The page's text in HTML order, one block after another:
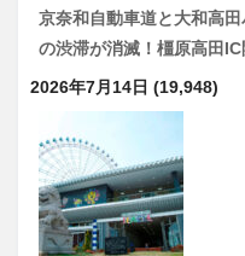
京奈和自動車道と大和高
の渋滞が消滅！橿原高田
2026年7月14日 (19,948)